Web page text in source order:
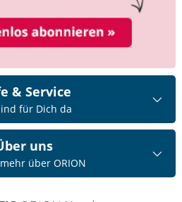
& Service
für Dich da
uns
über ORION